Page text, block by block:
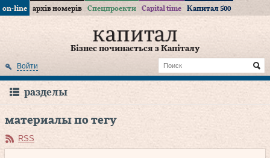
on-line архів номерів Спецпроекти Capital time Капитал 500
Бізнес починається з Капіталу
Войти
разделы
материалы по тегу
RSS